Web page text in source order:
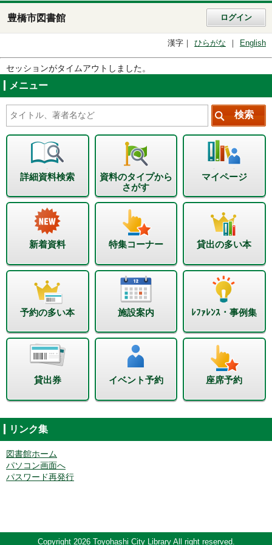
豊橋市図書館 ログイン
漢字 ひらがな English
セッションがタイムアウトしました。
メニュー
詳細資料検索
資料のタイプから
さがす
マイページ
新着資料 特集コーナー 貸出の多い本
予約の多い本 施設案内 ﾚﾌｧﾚﾝｽ・事例集
貸出券 イベント予約 座席予約
リンク集
図書館ホーム
パソコン画面へ
パスワード再発行
Copyright 2026 Toyohashi City Library All right reserved.